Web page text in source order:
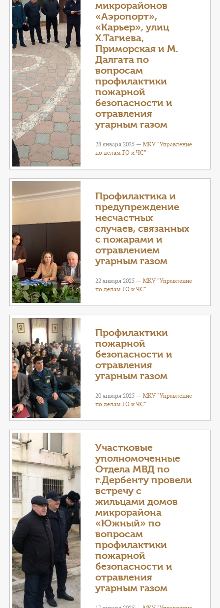
микрорайонов
«Аэропорт»,
«Карьер», улиц
Х.Тагиева,
Приморская и М.
Далгата по
вопросам
профилактики
пожарной
безопасности и
отравления
угарным газом
28 января 2025 —МКУ "Управление
по делам ГО и ЧС"
Профилактика и
предупреждение
несчастных
случаев, связанных
с пожарами и
отравлением
угарным газом
22 января 2025 —МКУ "Управление
по делам ГО и ЧС"
Профилактики
пожарной
безопасности и
отравления
угарным газом
20 января 2025 —МКУ "Управление
по делам ГО и ЧС"
Участковые
уполномоченные
Отдела МВД по
г.Дербенту провели
встречу с
жильцами домов
микрорайона
«Южный» по
вопросам
профилактики
пожарной
безопасности и
отравления
угарным газом